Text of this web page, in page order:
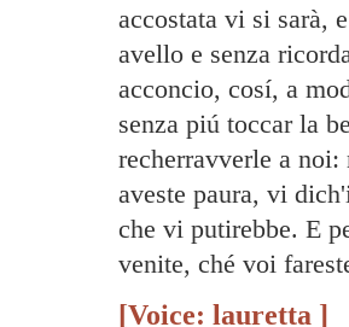
accostata vi si sarà,
avello e senza
acconcio, cosí, a
senza piú toccar la
recherravverle a
aveste paura, vi
che vi putirebbe. E
venite, ché voi
[Voice: lauretta ]